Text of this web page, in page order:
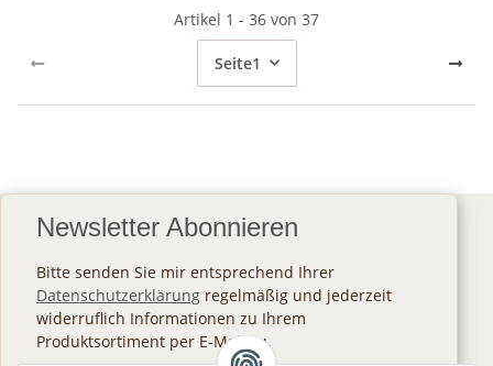
Artikel 1 - 36 von 37
Seite1
Newsletter Abonnieren
Bitte senden Sie mir entsprechend Ihrer
Datenschutzerklärung regelmäßig und jederzeit
widerruflich Informationen zu Ihrem
Produktsortiment per E-Mail zu.